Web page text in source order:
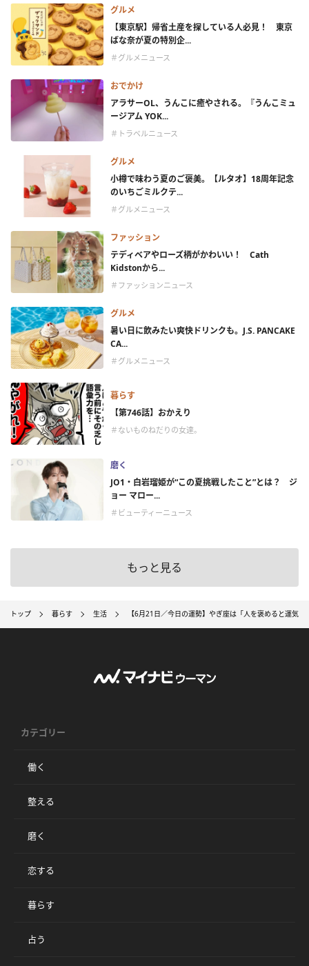
グルメ
【東京駅】帰省土産を探している人必見！ 東京
ばな奈が夏の特別企...
＃グルメニュース
おでかけ
アラサーOL、うんこに癒やされる。『うんこミュ
ージアム YOK...
＃トラベルニュース
グルメ
小樽で味わう夏のご褒美。【ルタオ】18周年記念
のいちごミルクテ...
＃グルメニュース
ファッション
テディベアやローズ柄がかわいい！ Cath
Kidstonから...
＃ファッションニュース
グルメ
暑い日に飲みたい爽快ドリンクも。J.S. PANCAKE
CA...
＃グルメニュース
暮らす
【第746話】おかえり
＃ないものねだりの女達。
磨く
JO1・白岩瑠姫が“この夏挑戦したこと”とは？ ジ
ョー マロー...
＃ビューティーニュース
もっと見る
トップ 暮らす 生活 【6月21日／今日の運勢】やぎ座は「人を褒めると運気
カテゴリー
働く
整える
磨く
恋する
暮らす
占う